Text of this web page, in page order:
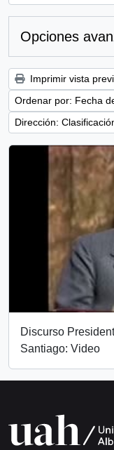
Opciones
Imprimir vista
Ordenar por: Fecha
Dirección:
Discurso
Santiago: Video